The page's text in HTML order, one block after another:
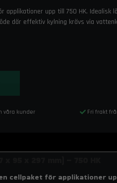
applikationer upp till 750 HK. Idealisk
där effektiv kylning krävs via
våra kunder Fri frakt
cellpaket för applikationer